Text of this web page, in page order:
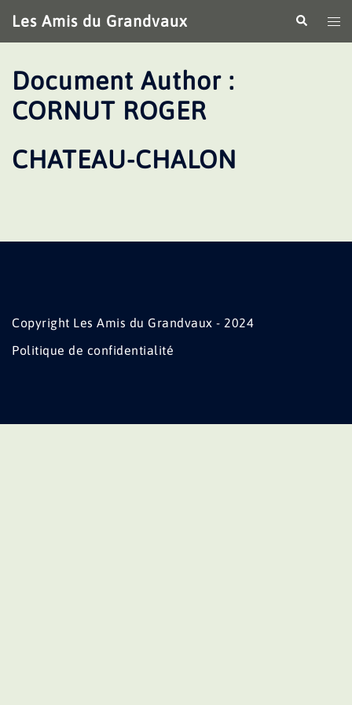
au
contenu
Les Amis du Grandvaux
le
Document Author :
CORNUT ROGER
CHATEAU-CHALON
Copyright Les Amis du Grandvaux - 2024
Politique de confidentialité